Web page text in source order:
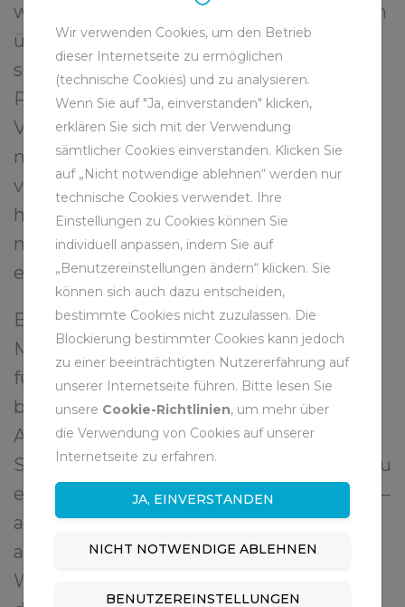
weil ich zu viel Zeit habe, sondern weil ich
überzeugt bin: Kinder brauchen eine
sichere und schöne Kindheit mit guten
Perspektiven. Dafür tragen wir
Verantwortung. Vielleicht denke ich da
manchmal wie eine Ingenieurin, möchte
verstehen, mitgestalten, verbessern. Ich
habe Ziele – beruflich wie privat: Ich
möchte, dass sich durch mein Zutun
etwas verändert.
Bei der RAG leite ich das Fachgebiet
Markscheidewesen. Wir sind zuständig
für die langfristige Gefahrenabwehr. Das
bedeutet: viel Verantwortung, Klarheit,
Analyse. Auch hier geht es darum,
Strukturen sichtbar zu machen, Muster zu
erkennen. Was wir tun, ist oft unsichtbar –
aber entscheidend für die Sicherheit
anderer. Und wie beim Stricken gilt:
Wenn das Fundament nicht stimmt, hält
Wir verwenden Cookies, um den Betrieb
dieser Internetseite zu ermöglichen
(technische Cookies) und zu analysieren.
Wenn Sie auf "Ja, einverstanden" klicken,
erklären Sie sich mit der Verwendung
sämtlicher Cookies einverstanden. Klicken Sie
auf „Nicht notwendige ablehnen“ werden nur
technische Cookies verwendet. Ihre
Einstellungen zu Cookies können Sie
individuell anpassen, indem Sie auf
„Benutzereinstellungen ändern“ klicken. Sie
können sich auch dazu entscheiden,
bestimmte Cookies nicht zuzulassen. Die
Blockierung bestimmter Cookies kann jedoch
zu einer beeinträchtigten Nutzererfahrung auf
unserer Internetseite führen. Bitte lesen Sie
unsere Cookie-Richtlinien, um mehr über
die Verwendung von Cookies auf unserer
Internetseite zu erfahren.
JA, EINVERSTANDEN
NICHT NOTWENDIGE ABLEHNEN
BENUTZEREINSTELLUNGEN